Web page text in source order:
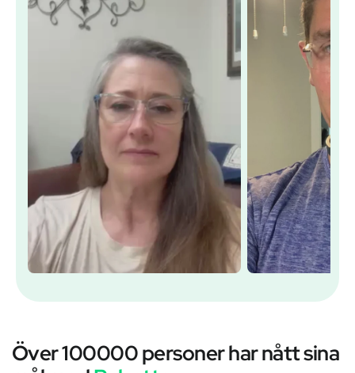
Över 100000 personer har nått sina